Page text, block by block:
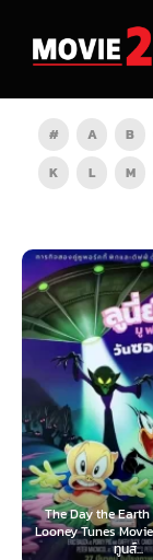
# A B
K
L M
ZOOM
Blew Up A
(2024) ลูนี่ย์